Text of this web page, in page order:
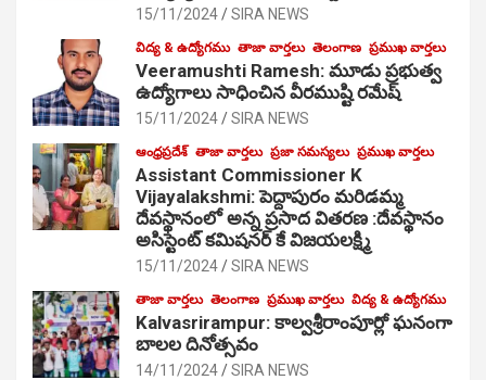
15/11/2024 SIRA NEWS
విద్య & ఉద్యోగము తాజా వార్తలు తెలంగాణ ప్రముఖ వార్తలు
Veeramushti Ramesh: మూడు ప్రభుత్వ
ఉద్యోగాలు సాధించిన వీరముష్టి రమేష్
15/11/2024 SIRA NEWS
ఆంధ్రప్రదేశ్ తాజా వార్తలు ప్రజా సమస్యలు ప్రముఖ వార్తలు
Assistant Commissioner K
Vijayalakshmi: పెద్దాపురం మరిడమ్మ
దేవస్థానంలో అన్న ప్రసాద వితరణ :దేవస్థానం
అసిస్టెంట్ కమిషనర్ కే విజయలక్ష్మి
15/11/2024 SIRA NEWS
తాజా వార్తలు తెలంగాణ ప్రముఖ వార్తలు విద్య & ఉద్యోగము
Kalvasrirampur: కాల్వశ్రీరాంపూర్లో ఘనంగా
బాలల దినోత్సవం
14/11/2024 SIRA NEWS